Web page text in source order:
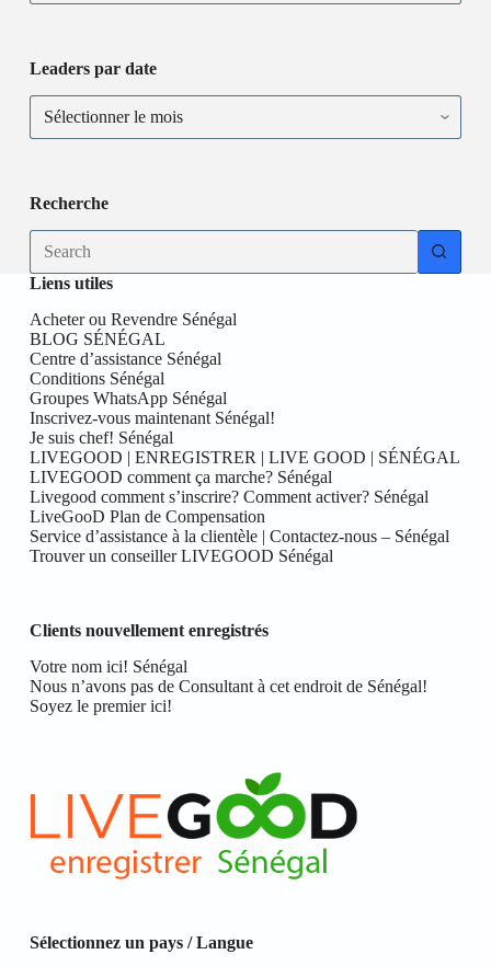
Leaders par date
Recherche
Liens utiles
Acheter ou Revendre Sénégal
BLOG SÉNÉGAL
Centre d’assistance Sénégal
Conditions Sénégal
Groupes WhatsApp Sénégal
Inscrivez-vous maintenant Sénégal!
Je suis chef! Sénégal
LIVEGOOD | ENREGISTRER | LIVE GOOD | SÉNÉGAL
LIVEGOOD comment ça marche? Sénégal
Livegood comment s’inscrire? Comment activer? Sénégal
LiveGooD Plan de Compensation
Service d’assistance à la clientèle | Contactez-nous – Sénégal
Trouver un conseiller LIVEGOOD Sénégal
Clients nouvellement enregistrés
Votre nom ici! Sénégal
Nous n’avons pas de Consultant à cet endroit de Sénégal!
Soyez le premier ici!
Sélectionnez un pays / Langue